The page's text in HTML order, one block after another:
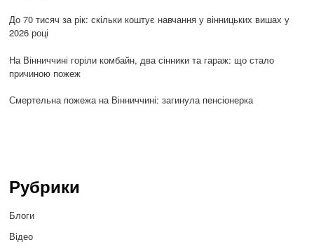
До 70 тисяч за рік: скільки коштує навчання у вінницьких вишах у
2026 році
На Вінниччині горіли комбайн, два сінники та гараж: що стало
причиною пожеж
Смертельна пожежа на Вінниччині: загинула пенсіонерка
Рубрики
Блоги
Відео